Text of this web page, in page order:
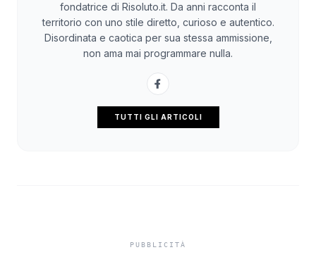
fondatrice di Risoluto.it. Da anni racconta il
territorio con uno stile diretto, curioso e autentico.
Disordinata e caotica per sua stessa ammissione,
non ama mai programmare nulla.
TUTTI GLI ARTICOLI